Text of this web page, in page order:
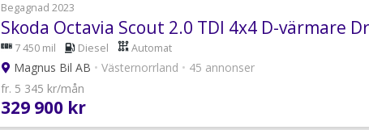
Begagnad 2023
7 450 mil Diesel Automat
Magnus Bil AB • Västernorrland • 45 annonser
fr. 5 345 kr/mån
329 900 kr